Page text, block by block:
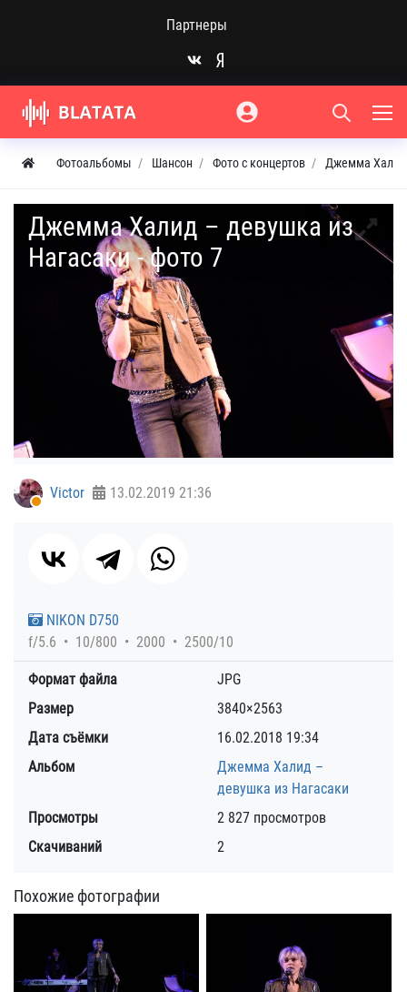
Партнеры
Фотоальбомы Шансон Фото с концертов Джемма Халид
Джемма Халид – девушка из
Нагасаки - фото 7
Victor 13.02.2019 21:36
NIKON D750
f/5.6
10/800 2000 2500/10
Формат файла
JPG
Размер
3840×2563
Дата съёмки
16.02.2018 19:34
Альбом
Джемма Халид –
девушка из Нагасаки
Просмотры
2 827 просмотров
Скачиваний
2
Похожие фотографии